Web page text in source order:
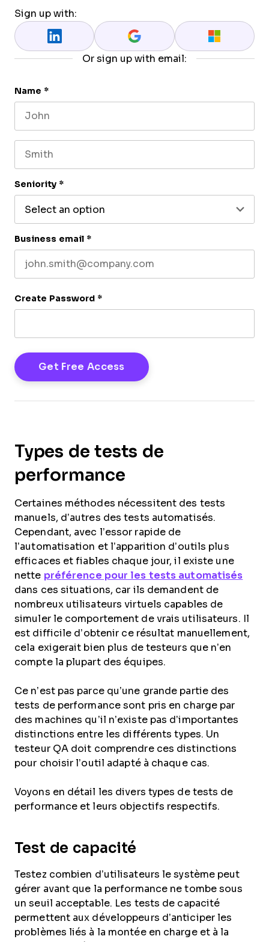
Sign up with:
Or sign up with email:
Name *
Seniority *
Business email *
Create Password *
Types de tests de
performance
Certaines méthodes nécessitent des tests
manuels, d’autres des tests automatisés.
Cependant, avec l’essor rapide de
l’automatisation et l’apparition d’outils plus
efficaces et fiables chaque jour, il existe une
nette préférence pour les tests automatisés
dans ces situations, car ils demandent de
nombreux utilisateurs virtuels capables de
simuler le comportement de vrais utilisateurs. Il
est difficile d’obtenir ce résultat manuellement,
cela exigerait bien plus de testeurs que n’en
compte la plupart des équipes.
Ce n’est pas parce qu’une grande partie des
tests de performance sont pris en charge par
des machines qu’il n’existe pas d’importantes
distinctions entre les différents types. Un
testeur QA doit comprendre ces distinctions
pour choisir l’outil adapté à chaque cas.
Voyons en détail les divers types de tests de
performance et leurs objectifs respectifs.
Test de capacité
Testez combien d’utilisateurs le système peut
gérer avant que la performance ne tombe sous
un seuil acceptable. Les tests de capacité
permettent aux développeurs d’anticiper les
problèmes liés à la montée en charge et à la